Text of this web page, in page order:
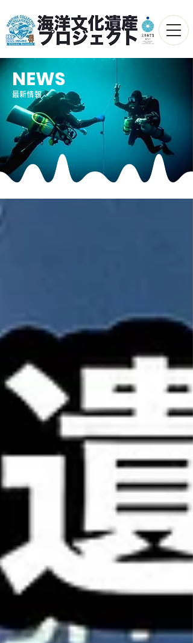
NEWS
最新情報